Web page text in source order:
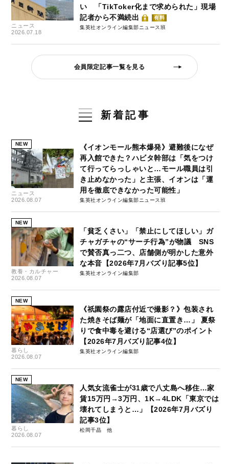
ニュース
2026.07.18
い 「TikToker化まで求められた」現場
記者から不満続出
有料
集英社オンライン編集部ニュース班
会員限定記事一覧を見る
新着記事
NEW
ニュース
2026.08.07
《イオンモール熊本爆発》避難後になぜ
再入館できた？ハビタ幹部は「気をつけ
て行ってらっしゃいと…モール職員は引
き止めなかった」と主張、イオンは「運
用を徹底できなかった可能性」
集英社オンライン編集部ニュース班
NEW
教養・カルチャー
2026.08.07
「貧乏くさい」「禁止にしてほしい」ガ
チャガチャの“サーチ行為”が物議 SNS
で賛否真っ二つ、店舗側が明かした意外
な本音【2026年7月バズり記事5位】
集英社オンライン編集部
NEW
暮らし
2026.08.07
《祇園祭の露店付近で撮影？》包装され
た焼きそば麺が「地面に直置き…」 夏祭
りで食中毒を避ける“店選び”のポイント
【2026年7月バズり記事4位】
集英社オンライン編集部
NEW
暮らし
2026.08.07
人気女流雀士が31歳で八丈島へ移住…家
賃15万円→3万円、1K→4LDK「東京では
壊れてしまうと…」【2026年7月バズり
記事3位】
松岡千晶